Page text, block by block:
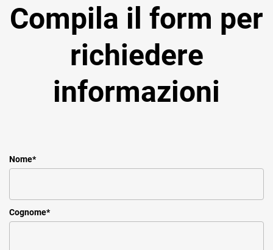
Compila il form per
richiedere
informazioni
Nome*
Cognome*